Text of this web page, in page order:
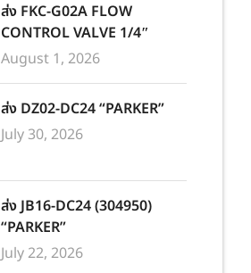
ส่ง FKC-G02A FLOW
CONTROL VALVE 1/4″
August 1, 2026
ส่ง DZ02-DC24 “PARKER”
July 30, 2026
ส่ง JB16-DC24 (304950)
“PARKER”
July 22, 2026